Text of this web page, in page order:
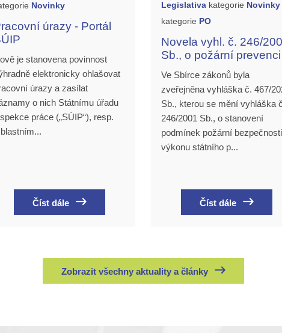
Novinky
úrazy - Portál
je stanovena povinnost
elektronicky ohlašovat
úrazy a zasílat
o nich Státnímu úřadu
práce („SÚIP“), resp.
Číst dále
Legislativakategorie Novinky
kategorie PO
Novela vyhl. č. 246/
Sb., o požární prevenci
Ve Sbírce zákonů byla
zveřejněna vyhláška č. 467/
Sb., kterou se mění vyhláška
246/2001 Sb., o stanovení
podmínek požární
výkonu státního p...
Číst dále
Zobrazit všechny aktuality a články